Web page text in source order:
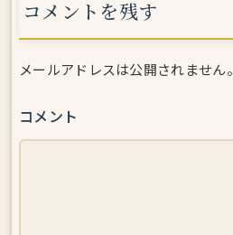
コメントを残す
メールアドレスは公開されません。
コメント